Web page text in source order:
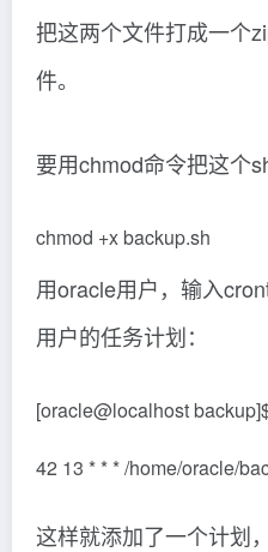
把这两个文件打成一个
件。
要用chmod命令把这个
chmod +x backup.sh
用oracle用户，输入
用户的任务计划：
[oracle@localhost
42 13 * * * /home/oracle/
这样就添加了一个计划